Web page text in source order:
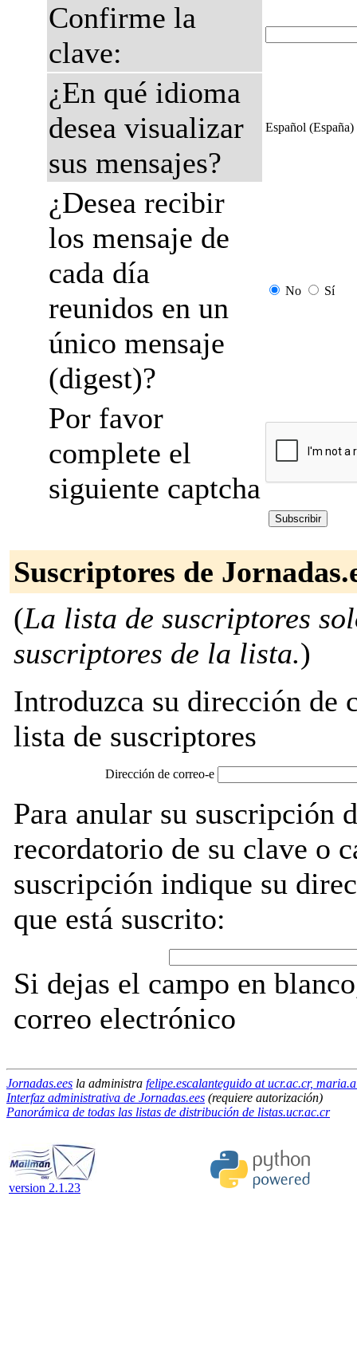
Confirme la
clave:
¿En qué idioma
desea visualizar
sus mensajes?
Español (España)
¿Desea recibir
los mensaje de
cada día
reunidos en un
único mensaje
(digest)?
No Sí
Por favor
complete el
siguiente captcha
Suscriptores de
(La lista de suscriptores
suscriptores de la lista.)
Introduzca su dirección de
lista de suscriptores
Dirección de correo-e
Para anular su suscripción
recordatorio de su clave o
suscripción indique su
que está suscrito:
Si dejas el campo en
correo electrónico
Jornadas.ees la administra felipe.escalanteguido at ucr.ac.cr,
Interfaz administrativa de Jornadas.ees (requiere autorización)
Panorámica de todas las listas de distribución de listas.ucr.ac.cr
version 2.1.23